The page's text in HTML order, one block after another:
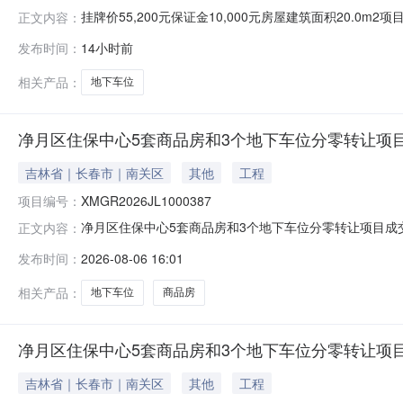
正文内容： 挂牌价55,200元保证金10,000元房屋建筑面积20.0m2项
地下车位4号基本属性房屋建筑面积约（㎡）20.00套内
发布时间： 14小时前
相关产品：
地下车位
净月区住保中心5套商品房和3个地下车位分零转让项
吉林省｜长春市｜南关区 其他
工程
项目编号： XMGR2026JL1000387
正文内容： 净月区住保中心5套商品房和3个地下车位分零转让项目
发布时间： 2026-08-06 16:01
相关产品：
地下车位 商品房
净月区住保中心5套商品房和3个地下车位分零转让项
吉林省｜长春市｜南关区 其他
工程